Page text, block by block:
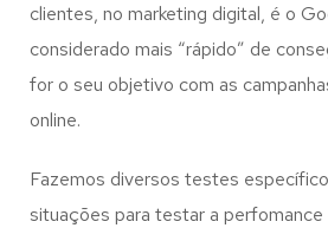
clientes, no marketing digital, é o
considerado mais “rápido” de
for o seu objetivo com as
online.
Fazemos diversos testes
situações para testar a perfomance